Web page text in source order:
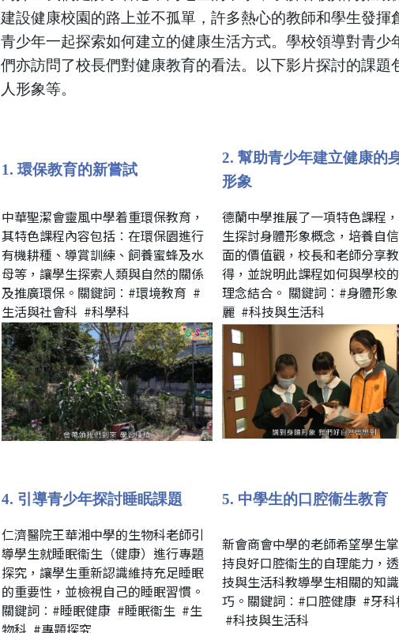
建設健康校園的路上並不孤單，許多熱心的教師和學生發
青少年一起探索如何建立的健康生活方式。學校領導對青
們亦訪問了校長們對健康教育的看法。以下影片探討的課題
人形象等。
1. 環保教育的新嘗試
2. 幫助青少年建立健康的
形象
中華聖潔會靈風中學着重環保教育，
其特色課程內容包括︰在環保園進行
有機耕種、導賞訓練、飼養蜜蜂及水
母等，讓學生探索人類與自然的關係
及推廣環保。關鍵詞︰#環境教育 #
生活與社會科 #科學科
德蘭中學推展了一項特色課程
生探討身體形象概念，培養自
面的價值觀，校長和老師分享
得，並說明此課程如何與學校
理念結合。 關鍵詞︰#身體形
麗 #科技與生活科
4. 引導青少年探討睡眠課題 5. 中學生的口腔衞生教育
仁濟醫院王華湘中學的生物科老師引
導學生就睡眠衞生（健康）進行專題
探究，讓學生重新認識維持充足睡眠
的重要性，並檢視自己的睡眠習慣。
關鍵詞︰#睡眠健康 #睡眠衞生 #生
新會商會中學的老師希望學生
持良好口腔衞生的自理能力，
技與生活科教導學生相關的知
巧。關鍵詞︰#口腔健康 #牙科
#科技與生活科